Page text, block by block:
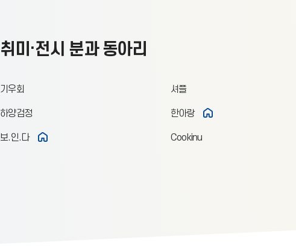
취미·전시 분과 동아리
기우회 셔플
하양검정 한아랑
보.인.다 Cookinu